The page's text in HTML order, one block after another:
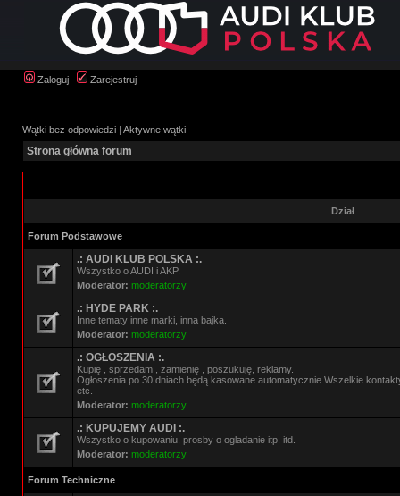
Zaloguj Zarejestruj
Wątki bez odpowiedzi | Aktywne wątki
Strona główna forum
Dział
Forum Podstawowe
.: AUDI KLUB POLSKA :.
Wszystko o AUDI i AKP.
Moderator: moderatorzy
.: HYDE PARK :.
Inne tematy inne marki, inna bajka.
Moderator: moderatorzy
.: OGŁOSZENIA :.
Kupię , sprzedam , zamienię , poszukuję, reklamy.
Ogłoszenia po 30 dniach będą kasowane automatycznie.Wszelkie
etc.
Moderator: moderatorzy
.: KUPUJEMY AUDI :.
Wszystko o kupowaniu, prosby o ogladanie itp. itd.
Moderator: moderatorzy
Forum Techniczne